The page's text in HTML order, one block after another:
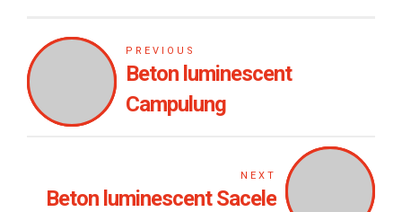
PREVIOUS
Beton luminescent
Campulung
NEXT
Beton luminescent Sacele